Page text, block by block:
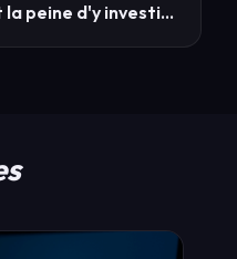
la peine d'y investir